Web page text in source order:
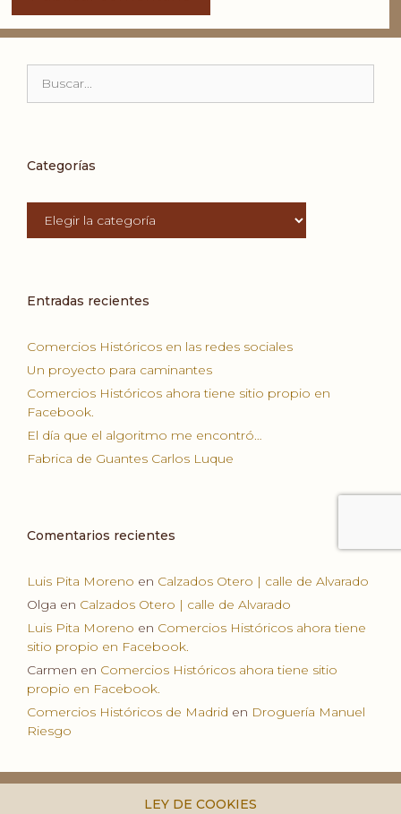
Categorías
Entradas recientes
Comercios Históricos en las redes sociales
Un proyecto para caminantes
Comercios Históricos ahora tiene sitio propio en
Facebook.
El día que el algoritmo me encontró…
Fabrica de Guantes Carlos Luque
Comentarios recientes
Luis Pita Moreno en Calzados Otero | calle de Alvarado
Olga en Calzados Otero | calle de Alvarado
Luis Pita Moreno en Comercios Históricos ahora tiene
sitio propio en Facebook.
Carmen en Comercios Históricos ahora tiene sitio
propio en Facebook.
Comercios Históricos de Madrid en Droguería Manuel
Riesgo
LEY DE COOKIES